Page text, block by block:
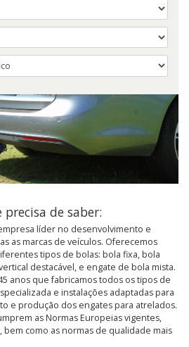
de saber:
líder no desenvolvimento e
as marcas de veículos. Oferecemos
tipos de bolas: bola fixa, bola
destacável, e engate de bola mista.
anos que fabricamos todos os tipos de
e instalações adaptadas para
e produção dos engates para atrelados.
as Normas Europeias vigentes,
bem como as normas de qualidade mais